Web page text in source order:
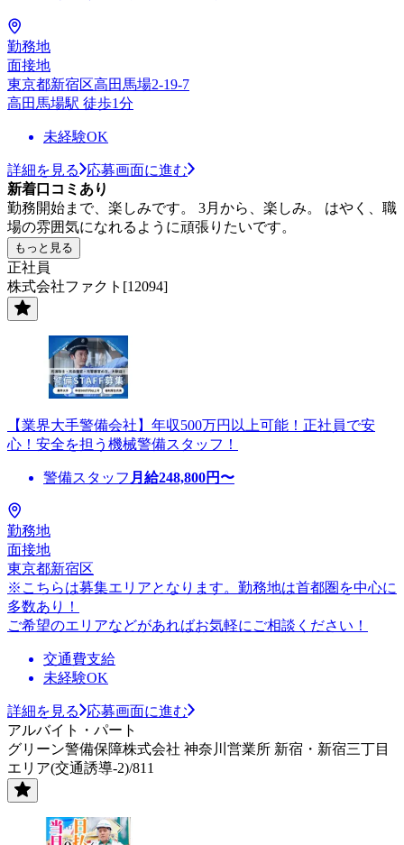
勤務地
面接地
東京都新宿区高田馬場2-19-7
高田馬場駅 徒歩1分
未経験OK
詳細を見る
応募画面に進む
新着口コミあり
勤務開始まで、楽しみです。 3月から、楽しみ。 はやく、職
場の雰囲気になれるように頑張りたいです。
もっと見る
正社員
株式会社ファクト[12094]
【業界大手警備会社】年収500万円以上可能！正社員で安
心！安全を担う機械警備スタッフ！
警備スタッフ 月給248,800円〜
勤務地
面接地
東京都新宿区
※こちらは募集エリアとなります。勤務地は首都圏を中心に
多数あり！
ご希望のエリアなどがあればお気軽にご相談ください！
交通費支給
未経験OK
詳細を見る
応募画面に進む
アルバイト・パート
グリーン警備保障株式会社 神奈川営業所 新宿・新宿三丁目
エリア(交通誘導-2)/811